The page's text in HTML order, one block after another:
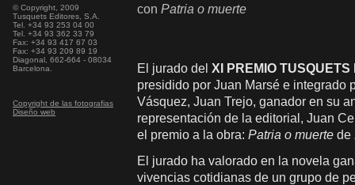
© Copyright, 2009
Tusquets Editores, S.A.
Tel. +34 93 253 04 00
Tel. +34 93 362 33 79
Fax: +34 93 417 67 03
Fax: +34 93 209 89 19
Diagonal, 662-664 - 08034
Barcelona.
Copyright de las fotografias
Diseño web
con Patria o muerte
El jurado del XI PREMIO
presidido por Juan Marsé e integrado
Vásquez, Juan Trejo, ganador en su
representación de la editorial, Juan
el premio a la obra: Patria o muerte de
El jurado ha valorado en la novela
vivencias cotidianas de un grupo de